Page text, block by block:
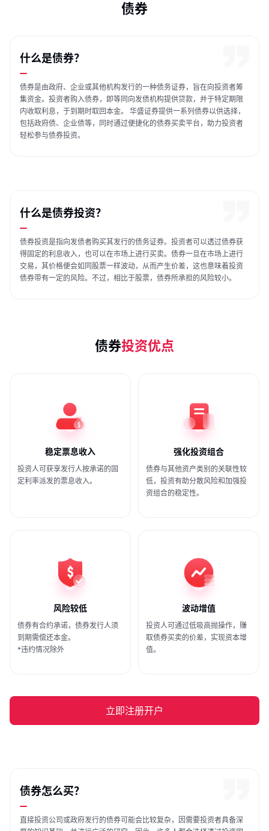
债券
什么是债券？
债券是由政府、企业或其他机构发行的一种债务证券，旨在向投资者筹
集资金。投资者购入债券，即等同向发债机构提供贷款，并于特定期限
内收取利息，于到期时取回本金。 华盛证券提供一系列债券以供选择，
包括政府债、企业债等，同时通过便捷化的债券买卖平台，助力投资者
轻松参与债券投资。
什么是债券投资？
债券投资是指向发债者购买其发行的债务证券。投资者可以透过债券获
得固定的利息收入，也可以在市场上进行买卖。债券一旦在市场上进行
交易，其价格便会如同股票一样波动，从而产生价差，这也意味着投资
债券带有一定的风险。不过，相比于股票，债券所承担的风险较小。
债券投资优点
稳定票息收入
投资人可获享发行人按承诺的固
定利率派发的票息收入。
强化投资组合
债券与其他资产类别的关联性较
低，投资有助分散风险和加强投
资组合的稳定性。
风险较低
债券有合约承诺，债券发行人须
到期需偿还本金。
*违约情况除外
波动增值
投资人可通过低吸高抛操作，赚
取债券买卖的价差，实现资本增
值。
立即注册开户
债券怎么买？
直接投资公司或政府发行的债券可能会比较复杂，因需要投资者具备深